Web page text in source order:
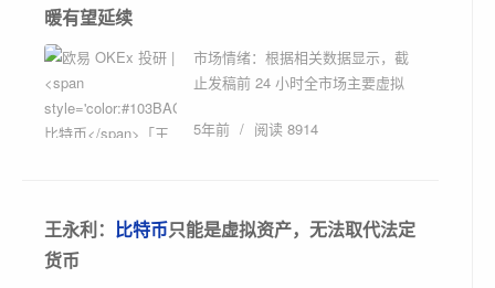
暖有望延续
市场情绪：根据相关数据显示，截
止发稿前 24 小时全市场主要虚拟
量占比的 39%，涨幅超过 10% 的
5年前 / 阅读 8914
王永利： 比特币只能是虚拟资产，无法取代法定
货币